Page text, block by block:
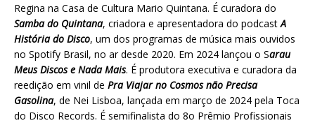
Regina na Casa de Cultura Mario Quintana. É curadora do
Samba do Quintana, criadora e apresentadora do podcastA
História do Disco, um dos programas de música mais ouvidos
no Spotify Brasil, no ar desde 2020. Em 2024 lançou o Sarau
Meus Discos e Nada Mais. É produtora executiva e curadora da
reedição em vinil de Pra Viajar no Cosmos não Precisa
Gasolina, de Nei Lisboa, lançada em março de 2024 pela Toca
do Disco Records. É semifinalista do 8o Prêmio Profissionais